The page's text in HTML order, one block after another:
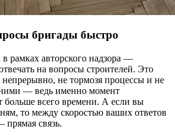
бригады быстро
рамках авторского надзора —
на вопросы строителей. Это
непрерывно, не тормозя процессы и не
— ведь именно момент
больше всего времени. А если вы
то между скоростью ваших ответов
прямая связь.